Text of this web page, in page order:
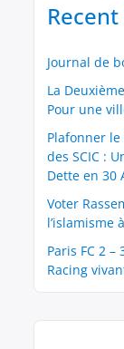
Journal de
La
Pour une
Plafonner
des SCIC :
Dette en 30
Voter
l’islamisme
Paris FC 2
Racing